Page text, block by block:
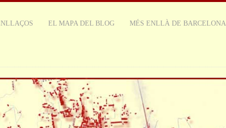
EL MAPA DEL BLOG MÉS ENLLÀ DE BARCELONA